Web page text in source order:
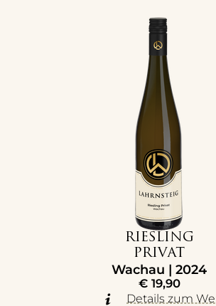
RIESLING
PRIVAT
Wachau | 2024
€19,90
Details zum